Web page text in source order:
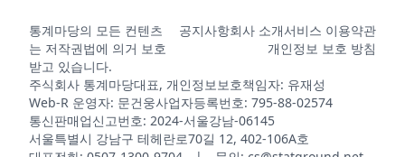
07-13
07-13
통계마당의 모든 컨텐츠
는 저작권법에 의거 보호
받고 있습니다.
공지사항회사 소개서비스 이용약관
개인정보 보호 방침
주식회사 통계마당대표, 개인정보보호책임자: 유재성
Web-R 운영자: 문건웅사업자등록번호: 795-88-02574
통신판매업신고번호: 2024-서울강남-06145
서울특별시 강남구 테헤란로70길 12, 402-106A호